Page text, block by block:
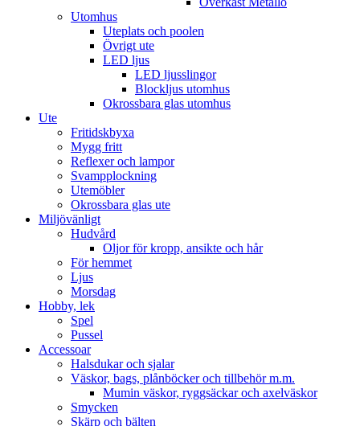
Utomhus
Uteplats och poolen
Övrigt ute
LED ljus
LED ljusslingor
Blockljus utomhus
Okrossbara glas utomhus
Ute
Fritidskbyxa
Mygg fritt
Reflexer och lampor
Svampplockning
Utemöbler
Okrossbara glas ute
Miljövänligt
Hudvård
Oljor för kropp, ansikte och hår
För hemmet
Ljus
Morsdag
Hobby, lek
Spel
Pussel
Accessoar
Halsdukar och sjalar
Väskor, bags, plånböcker och tillbehör m.m.
Mumin väskor, ryggsäckar och axelväskor
Smycken
Skärp och bälten